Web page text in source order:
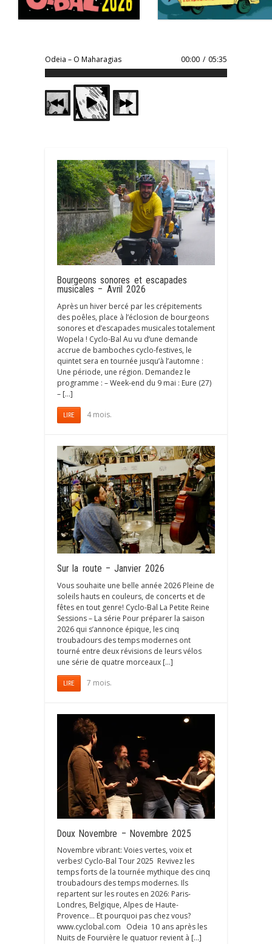
Odeia – O Maharagias 05:35
/
00:00
Bourgeons sonores et escapades
musicales – Avril 2026
Après un hiver bercé par les crépitements
des poêles, place à l’éclosion de bourgeons
sonores et d’escapades musicales totalement
Wopela ! Cyclo-Bal Au vu d’une demande
accrue de bamboches cyclo-festives, le
quintet sera en tournée jusqu’à l’automne :
Une période, une région. Demandez le
programme : – Week-end du 9 mai : Eure (27)
– […]
LIRE 4 mois.
Sur la route – Janvier 2026
Vous souhaite une belle année 2026 Pleine de
soleils hauts en couleurs, de concerts et de
fêtes en tout genre! Cyclo-Bal La Petite Reine
Sessions – La série Pour préparer la saison
2026 qui s’annonce épique, les cinq
troubadours des temps modernes ont
tourné entre deux révisions de leurs vélos
une série de quatre morceaux […]
LIRE 7 mois.
Doux Novembre – Novembre 2025
Novembre vibrant: Voies vertes, voix et
verbes! Cyclo-Bal Tour 2025 Revivez les
temps forts de la tournée mythique des cinq
troubadours des temps modernes. Ils
repartent sur les routes en 2026: Paris-
Londres, Belgique, Alpes de Haute-
Provence… Et pourquoi pas chez vous?
www.cyclobal.com Odeia 10 ans après les
Nuits de Fourvière le quatuor revient à […]